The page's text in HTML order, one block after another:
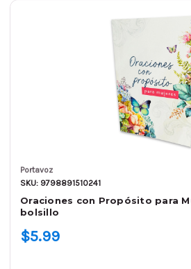
Portavoz
SKU: 9798891510241
Oraciones con Propósito para
bolsillo
$5.99